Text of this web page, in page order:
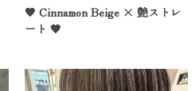
🤎 Cinnamon Beige × 艶ストレ
ート 🤎